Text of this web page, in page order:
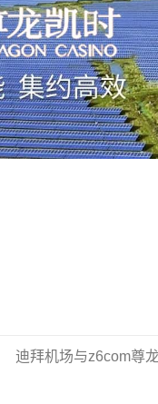
迪拜机场与z6com尊